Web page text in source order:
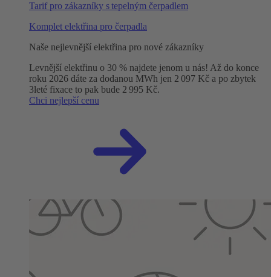
Tarif pro zákazníky s tepelným čerpadlem
Komplet elektřina pro čerpadla
Naše nejlevnější elektřina pro nové zákazníky
Levnější elektřinu o 30 % najdete jenom u nás! Až do konce
roku 2026 dáte za dodanou MWh jen 2 097 Kč a po zbytek
3leté fixace to pak bude 2 995 Kč.
Chci nejlepší cenu